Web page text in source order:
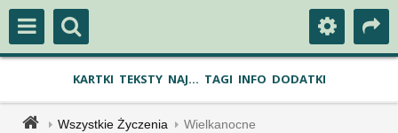
KARTKI TEKSTY NAJ... TAGI INFO DODATKI
Wszystkie Życzenia Wielkanocne